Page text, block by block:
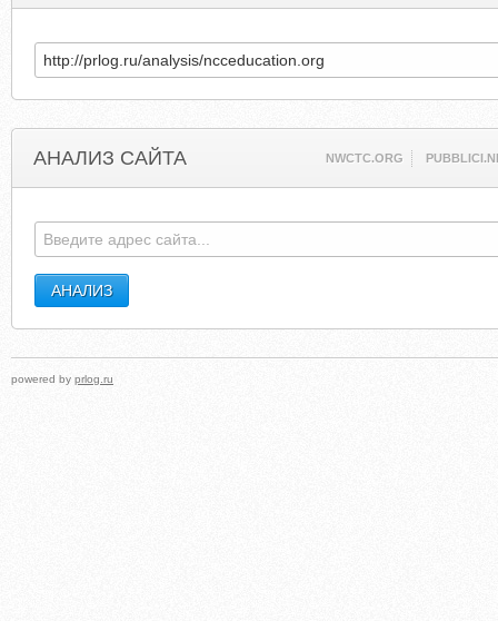
АНАЛИЗ САЙТА NWCTC.ORG
powered by prlog.ru